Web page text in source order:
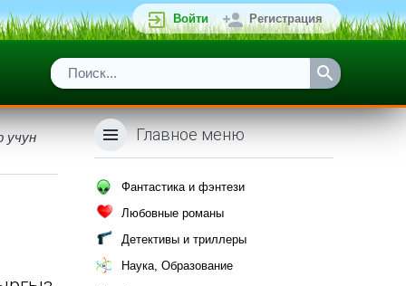
Войти Регистрация
учун
Главное меню
Фантастика и фэнтези
Любовные романы
Детективы и триллеры
Наука, Образование